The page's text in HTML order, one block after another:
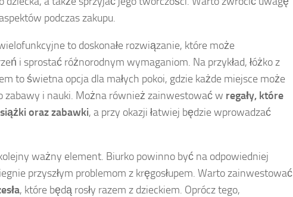
podczas zakupu.
to doskonałe rozwiązanie, które może
i sprostać różnorodnym wymaganiom. Na przykład, łóżko z
to świetna opcja dla małych pokoi, gdzie każde miejsce może
zabawy i nauki. Można również zainwestować w regały, które
oraz zabawki, a przy okazji łatwiej będzie wprowadzać
ważny element. Biurko powinno być na odpowiedniej
przyszłym problemom z kręgosłupem. Warto zainwestować
, które będą rosły razem z dzieckiem. Oprócz tego,